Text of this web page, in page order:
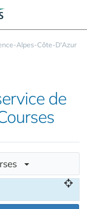
Alpes-Côte-D'Azur
de